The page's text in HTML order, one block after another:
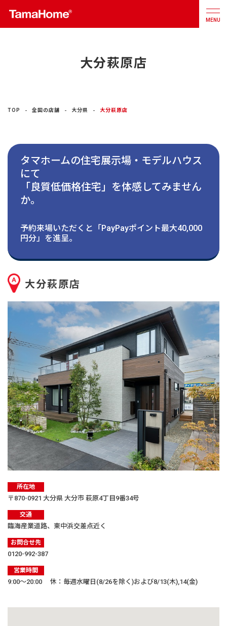
カタログ
リフォーム
不動産事業
建築実例
生活サービス・その他
企業・ IR情報
MENU
大分萩原店
TOP 全国の店舗 大分県 大分萩原店
タマホームの住宅展示場・モデルハウス
にて
「良質低価格住宅」を体感してみません
か。
予約来場いただくと「PayPayポイント最大40,000
円分」を進呈。
大分萩原店
所在地
〒870-0921 大分県 大分市 萩原4丁目9番34号
交通
臨海産業道路、東中浜交差点近く
お問合せ先
0120-992-387
営業時間
9:00〜20:00 休：毎週水曜日(8/26を除く)および8/13(木),14(金)